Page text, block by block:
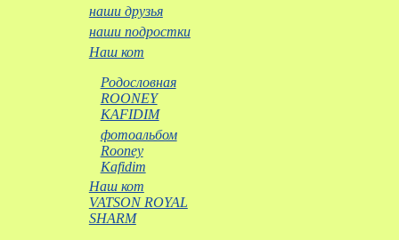
наши друзья
наши подростки
Наш кот
Родословная
ROONEY
KAFIDIM
фотоальбом
Rooney
Kafidim
Наш кот
VATSON ROYAL
SHARM